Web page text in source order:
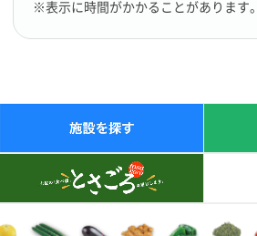
※表示に時間がかかることがあります。